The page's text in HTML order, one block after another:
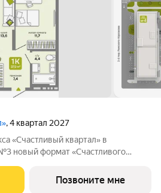
, 4 квартал 2027
«Счастливый квартал» в
комплекса сочетается с более
О проекте:
Позвоните мне